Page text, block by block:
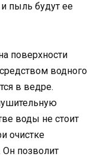
пыль будут ее
поверхности
водного
в ведре.
воды не стоит
очистке
Он позволит